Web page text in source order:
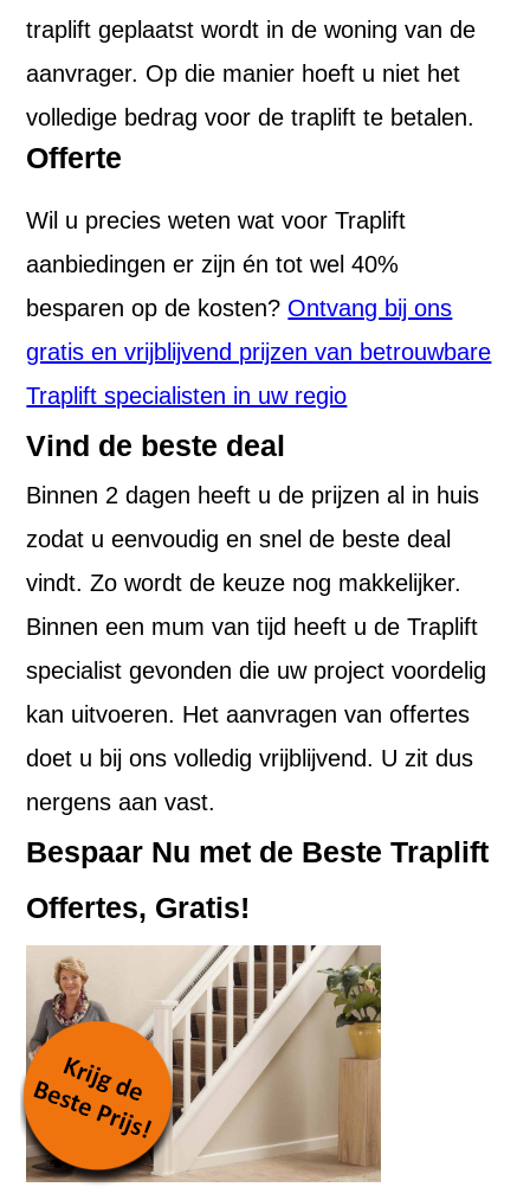
traplift geplaatst wordt in de woning van de
aanvrager. Op die manier hoeft u niet het
volledige bedrag voor de traplift te betalen.
Offerte
Wil u precies weten wat voor Traplift
aanbiedingen er zijn én tot wel 40%
besparen op de kosten? Ontvang bij ons
gratis en vrijblijvend prijzen van betrouwbare
Traplift specialisten in uw regio
Vind de beste deal
Binnen 2 dagen heeft u de prijzen al in huis
zodat u eenvoudig en snel de beste deal
vindt. Zo wordt de keuze nog makkelijker.
Binnen een mum van tijd heeft u de Traplift
specialist gevonden die uw project voordelig
kan uitvoeren. Het aanvragen van offertes
doet u bij ons volledig vrijblijvend. U zit dus
nergens aan vast.
Bespaar Nu met de Beste Traplift
Offertes, Gratis!